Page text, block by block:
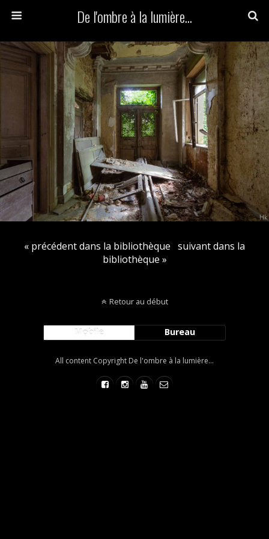
De l'ombre à la lumière...
« précédent dans la bibliothèque suivant dans la
bibliothèque »
Retour au début
Mobile Bureau
All content Copyright De l'ombre à la lumière...